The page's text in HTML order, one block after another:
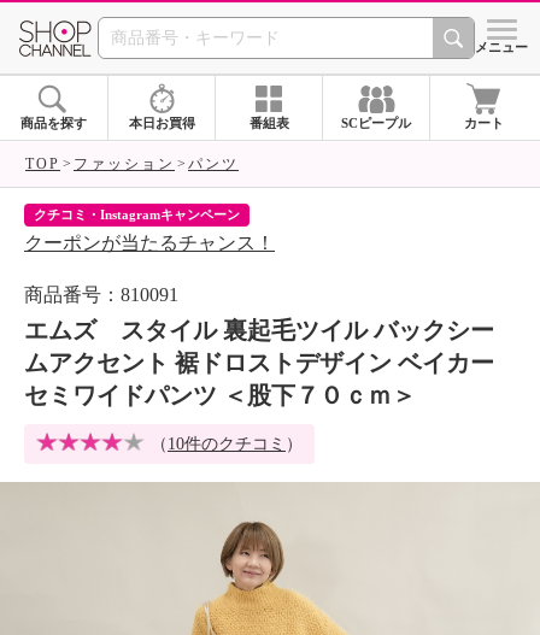
SHOP CHANNEL シメニュー
商品を探す 本日お買得 番組表 SCピープル カート
TOP ファッション パンツ
クチコミ・Instagramキャンペーン
クーポンが当たるチャンス！
商品番号：810091
エムズ スタイル 裏起毛ツイル バックシー
ムアクセント 裾ドロストデザイン ベイカー
セミワイドパンツ ＜股下７０ｃｍ＞
（ 10件のクチコミ ）